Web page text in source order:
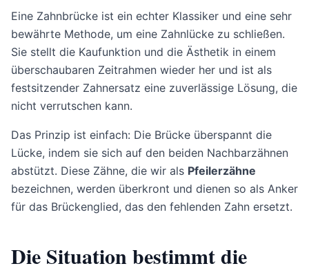
Eine Zahnbrücke ist ein echter Klassiker und eine sehr
bewährte Methode, um eine Zahnlücke zu schließen.
Sie stellt die Kaufunktion und die Ästhetik in einem
überschaubaren Zeitrahmen wieder her und ist als
festsitzender Zahnersatz eine zuverlässige Lösung, die
nicht verrutschen kann.
Das Prinzip ist einfach: Die Brücke überspannt die
Lücke, indem sie sich auf den beiden Nachbarzähnen
abstützt. Diese Zähne, die wir als Pfeilerzähne
bezeichnen, werden überkront und dienen so als Anker
für das Brückenglied, das den fehlenden Zahn ersetzt.
Die Situation bestimmt die